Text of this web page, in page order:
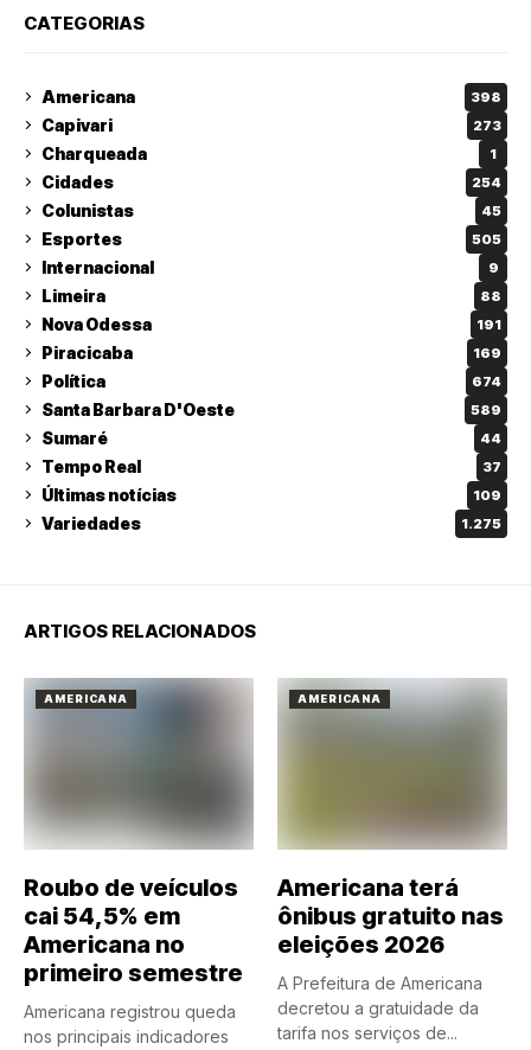
CATEGORIAS
Americana 398
Capivari 273
Charqueada 1
Cidades 254
Colunistas 45
Esportes 505
Internacional 9
Limeira 88
Nova Odessa 191
Piracicaba 169
Política 674
Santa Barbara D'Oeste 589
Sumaré 44
Tempo Real 37
Últimas notícias 109
Variedades 1.275
ARTIGOS RELACIONADOS
AMERICANA
Roubo de veículos
cai 54,5% em
Americana no
primeiro semestre
Americana registrou queda
nos principais indicadores
AMERICANA
Americana terá
ônibus gratuito nas
eleições 2026
A Prefeitura de Americana
decretou a gratuidade da
tarifa nos serviços de...